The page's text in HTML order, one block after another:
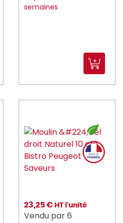
semaines
23,25 € HT l'unité
Vendu par 6